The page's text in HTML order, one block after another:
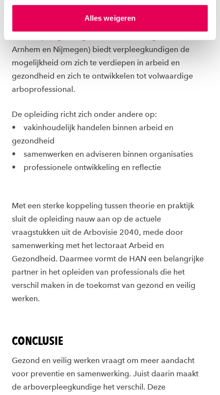
cookiestatement. Via ‘Zelf instellen’ kun je ook zelf
instellen welke cookies we plaatsen. Je kunt je
toestemming altijd wijzigen of intrekken via
cookiestatement
Alles weigeren
gespecialiseerde kennis nodig.De post-hbo opleiding
Arnhem en Nijmegen) biedt verpleegkundigen de
mogelijkheid om zich te verdiepen in arbeid en
gezondheid en zich te ontwikkelen tot volwaardige
arboprofessional.
De opleiding richt zich onder andere op:
• vakinhoudelijk handelen binnen arbeid en
gezondheid
• samenwerken en adviseren binnen organisaties
• professionele ontwikkeling en reflectie
Met een sterke koppeling tussen theorie en praktijk
sluit de opleiding nauw aan op de actuele
vraagstukken uit de Arbovisie 2040, mede door
samenwerking met het lectoraat Arbeid en
Gezondheid. Daarmee vormt de HAN een belangrijke
partner in het opleiden van professionals die het
verschil maken in de toekomst van gezond en veilig
werken.
CONCLUSIE
Gezond en veilig werken vraagt om meer aandacht
voor preventie en samenwerking. Juist daarin maakt
de arboverpleegkundige het verschil. Deze